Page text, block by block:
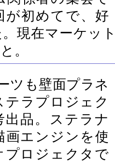
が初めてで、好
現在マーケッ
。
ツも壁面プラネ
テラプロジェク
出品。ステラナ
画エンジンを使
プロジェクタで